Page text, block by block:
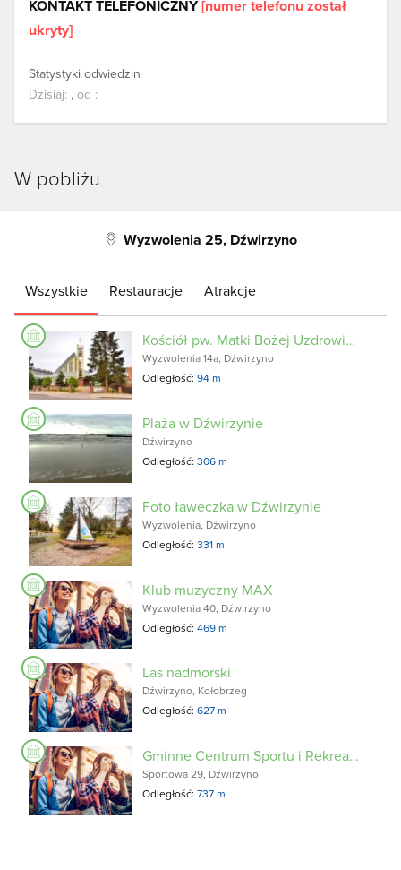
KONTAKT TELEFONICZNY[numer telefonu został
ukryty]
Statystyki odwiedzin
Dzisiaj: , od :
W pobliżu
Wyzwolenia 25, Dźwirzyno
Wszystkie Restauracje Atrakcje
Kościół pw. Matki Bożej Uzdrowienia Chorych
Wyzwolenia 14a, Dźwirzyno
Odległość:94 m
Plaża w Dźwirzynie
Dźwirzyno
Odległość:306 m
Foto ławeczka w Dźwirzynie
Wyzwolenia, Dźwirzyno
Odległość:331 m
Klub muzyczny MAX
Wyzwolenia 40, Dźwirzyno
Odległość:469 m
Las nadmorski
Dźwirzyno, Kołobrzeg
Odległość:627 m
Gminne Centrum Sportu i Rekreacji
Sportowa 29, Dźwirzyno
Odległość:737 m